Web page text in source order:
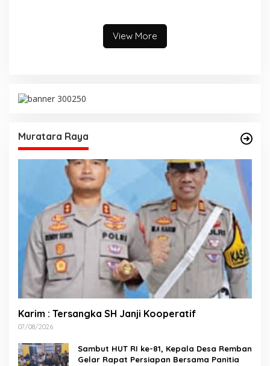
View More
Muratara Raya
Karim : Tersangka SH Janji Kooperatif
07/08/2026
Sambut HUT RI ke-81, Kepala Desa Remban
Gelar Rapat Persiapan Bersama Panitia